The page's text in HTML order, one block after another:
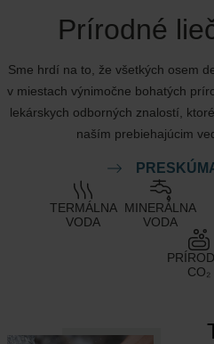
Prírodné
Sme hrdí na to, že všetkých osem
v miestach výnimočne bohatých
lekárskych odborných znalostí,
naším prebiehajúcim
TERMÁLNA
VODA
MINERÁLNA
VODA
CO₂